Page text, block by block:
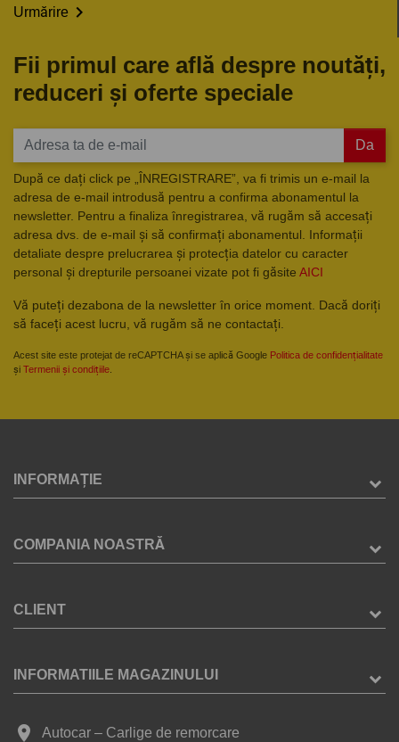
Urmărire 
Fii primul care află despre noutăți,
reduceri și oferte speciale
Da
După ce dați click pe „ÎNREGISTRARE”, va fi trimis un e-mail la
adresa de e-mail introdusă pentru a confirma abonamentul la
newsletter. Pentru a finaliza înregistrarea, vă rugăm să accesați
adresa dvs. de e-mail și să confirmați abonamentul. Informații
detaliate despre prelucrarea și protecția datelor cu caracter
personal și drepturile persoanei vizate pot fi găsite AICI
Vă puteți dezabona de la newsletter în orice moment. Dacă doriți
să faceți acest lucru, vă rugăm să ne contactați.
Acest site este protejat de reCAPTCHA și se aplică Google Politica de confidențialitate
și Termenii și condițiile
INFORMAȚIE
COMPANIA NOASTRĂ
CLIENT
INFORMATIILE MAGAZINULUI
place Autocar – Carlige de remorcare